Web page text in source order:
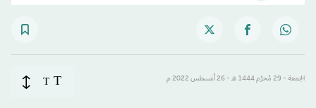
الجمعة - 29 مُحرَّم 1444 هـ - 26 أغسطس 2022 م T
T